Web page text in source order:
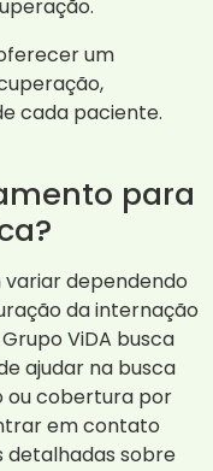
um
cada paciente.
para
dependendo
da internação
ViDA busca
ajudar na busca
ou cobertura por
em contato
sobre